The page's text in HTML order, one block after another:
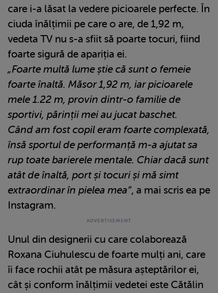
care i-a lăsat la vedere picioarele perfecte. În
ciuda înălțimii pe care o are, de 1,92 m,
vedeta TV nu s-a sfiit să poarte tocuri, fiind
foarte sigură de apariția ei.
„Foarte multă lume știe că sunt o femeie
foarte înaltă. Măsor 1,92 m, iar picioarele
mele 1.22 m, provin dintr-o familie de
sportivi, părinții mei au jucat baschet.
Când am fost copil eram foarte complexată,
însă sportul de performanță m-a ajutat sa
rup toate barierele mentale. Chiar dacă sunt
atât de înaltă, port și tocuri și mă simt
extraordinar în pielea mea”, a mai scris ea pe
Instagram.
Unul din designerii cu care colaborează
Roxana Ciuhulescu de foarte mulți ani, care
îi face rochii atât pe măsura așteptărilor ei,
cât și conform înălțimii vedetei este Cătălin